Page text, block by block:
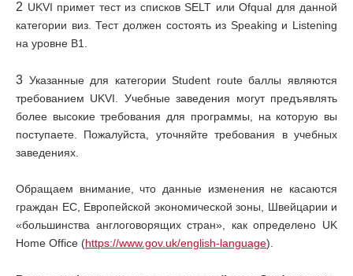
2 UKVI примет тест из списков SELT или Ofqual для данной
категории виз. Тест должен состоять из Speaking и Listening
на уровне В1.
3 Указанные для категории Student route баллы являются
требованием UKVI. Учебные заведения могут предъявлять
более высокие требования для программы, на которую вы
поступаете. Пожалуйста, уточняйте требования в учебных
заведениях.
Обращаем внимание, что данные изменения не касаются
граждан ЕС, Европейской экономической зоны, Швейцарии и
«большинства англоговорящих стран», как определено UK
Home Office (https://www.gov.uk/english-language).